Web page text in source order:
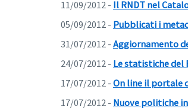
11/09/2012 - Il RNDT nel
05/09/2012 - Pubblicati i
31/07/2012 - Aggiornamento
24/07/2012 - Le statistiche del
17/07/2012 - On line il portale
17/07/2012 - Nuove politiche